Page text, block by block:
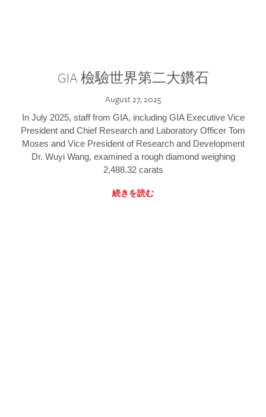
GIA 檢驗世界第二大鑽石
August 27, 2025
In July 2025, staff from GIA, including GIA Executive Vice
President and Chief Research and Laboratory Officer Tom
Moses and Vice President of Research and Development
Dr. Wuyi Wang, examined a rough diamond weighing
2,488.32 carats
続きを読む